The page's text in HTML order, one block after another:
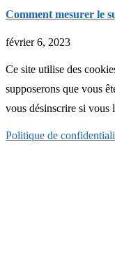
Comment mesurer le
février 6, 2023
Ce site utilise des
supposerons que vous
vous désinscrire si vous
Politique de